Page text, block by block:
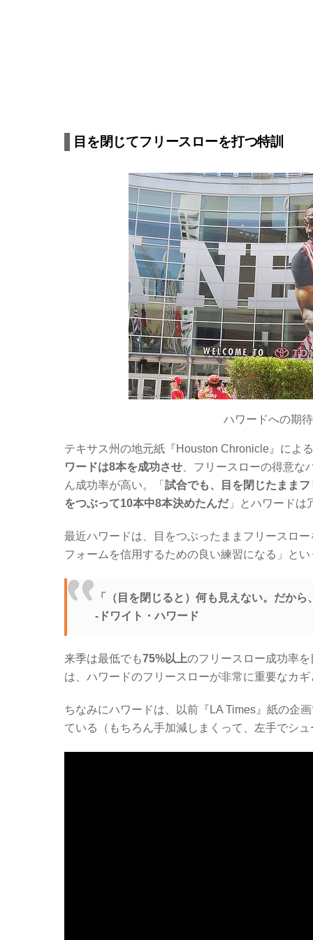
目を閉じてフリースローを打つ特訓
ハワードへの期
テキサス州の地元紙『Houston Chronicle』によ
ワードは8本を成功させ 、フリースローの得意
ん成功率が高い。「 試合でも、目を閉じたまま
をつぶって10本中8本決めたんだ」とハワードは
最近ハワードは、目をつぶったままフリースロ
フォームを信用するための良い練習になる」と
「（目を閉じると）何も見えない。だか
-ドワイト・ハワード
来季は最低でも75%以上のフリースロー成功率
は、ハワードのフリースローが非常に重要なカ
ちなみにハワードは、以前『LA Times』紙の企
ている（もちろん手加減しまくって、左手でシ